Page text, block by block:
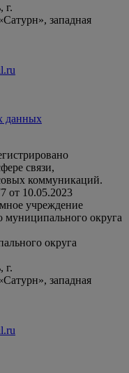
г.
западная
данных
связи,
коммуникаций.
от 10.05.2023
учреждение
муниципального округа
округа
г.
западная